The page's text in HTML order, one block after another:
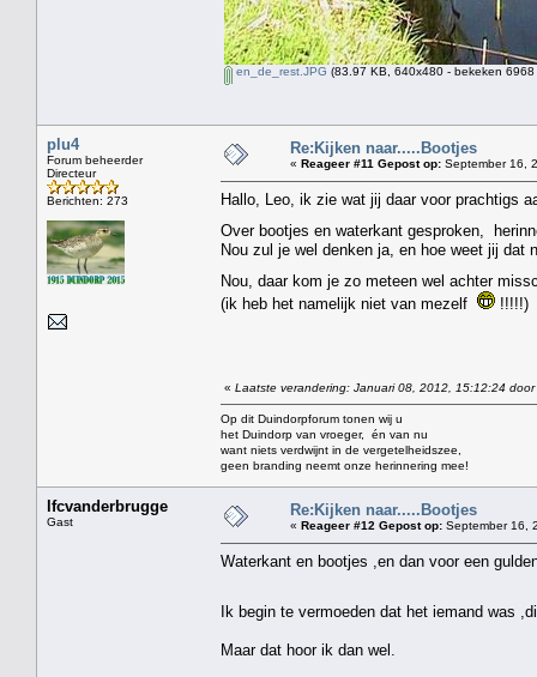
en_de_rest.JPG (83.97 KB, 640x480 - bekeken 6968
plu4
Forum beheerder
Directeur
Berichten: 273
Re:Kijken naar.....Bootjes
« Reageer #11 Gepost op: September 16,
Hallo, Leo, ik zie wat jij daar voor prachtigs
Over bootjes en waterkant gesproken,
Nou zul je wel denken ja, en hoe weet jij dat
Nou, daar kom je zo meteen wel achter
(ik heb het namelijk niet van mezelf
!!!!!)
« Laatste verandering: Januari 08, 2012, 15:12:24 door
Op dit Duindorpforum tonen wij u
het Duindorp van vroeger, én van nu
want niets verdwijnt in de vergetelheidszee,
geen branding neemt onze herinnering mee!
lfcvanderbrugge
Gast
Re:Kijken naar.....Bootjes
« Reageer #12 Gepost op: September 16,
Waterkant en bootjes ,en dan voor een
Ik begin te vermoeden dat het iemand was
Maar dat hoor ik dan wel.